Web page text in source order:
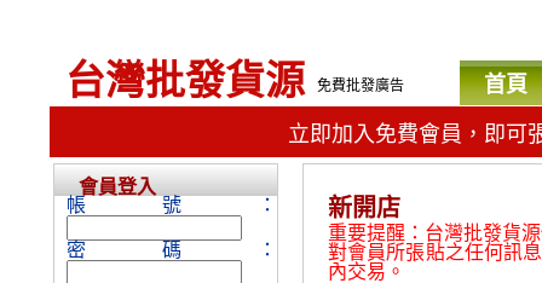
台灣批發貨源 免費批發廣告 首頁
立即加入免費會員，即可
新開店
重要提醒：台灣批發貨
對會員所張貼之任何訊
內交易。
會員登入
帳號：
密碼：